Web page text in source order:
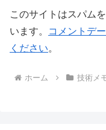
このサイトはスパム
います。
コメントデ
ください。
ホーム 技術メ